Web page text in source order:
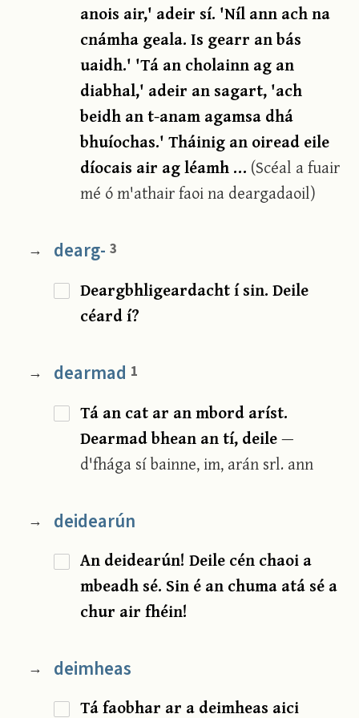
anois air,' adeir sí. 'Níl ann ach na
cnámha geala. Is gearr an bás
uaidh.' 'Tá an cholainn ag an
diabhal,' adeir an sagart, 'ach
beidh an t-anam agamsa dhá
bhuíochas.' Tháinig an oiread eile
díocais air ag léamh … (Scéal a fuair
mé ó m'athair faoi na deargadaoil)
→ dearg- 3
Deargbhligeardacht í sin. Deile
céard í?
→ dearmad 1
Tá an cat ar an mbord aríst.
Dearmad bhean an tí, deile—
d'fhága sí bainne, im, arán srl. ann
→ deidearún
An deidearún! Deile cén chaoi a
mbeadh sé. Sin é an chuma atá sé a
chur air fhéin!
→ deimheas
Tá faobhar ar a deimheas aici